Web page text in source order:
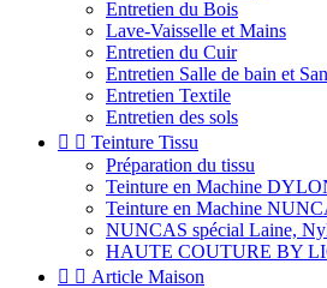
Entretien du Bois
Lave-Vaisselle et Mains
Entretien du Cuir
Entretien Salle de bain et
Entretien Textile
Entretien des sols
  Teinture Tissu
Préparation du tissu
Teinture en Machine
Teinture en Machine
NUNCAS spécial Laine,
HAUTE COUTURE BY
  Article Maison